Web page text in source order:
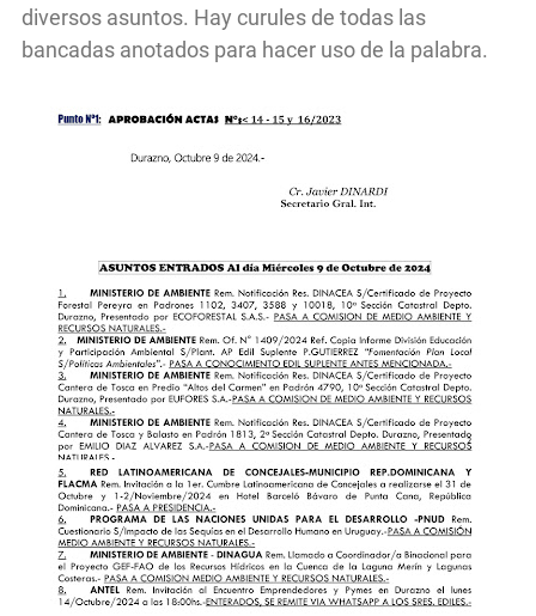
diversos asuntos. Hay curules de todas las
bancadas anotados para hacer uso de la palabra.